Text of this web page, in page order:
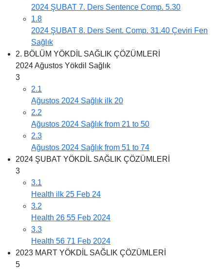
2024 ŞUBAT 7. Ders Sentence Comp. 5.30
1.8
2024 ŞUBAT 8. Ders Sent. Comp. 31.40 Çeviri Fen
Sağlık
2. BÖLÜM YÖKDİL SAĞLIK ÇÖZÜMLERİ
2024 Ağustos Yökdil Sağlık
3
2.1
Ağustos 2024 Sağlık ilk 20
2.2
Ağustos 2024 Sağlık from 21 to 50
2.3
Ağustos 2024 Sağlık from 51 to 74
2024 ŞUBAT YÖKDİL SAĞLIK ÇÖZÜMLERİ
3
3.1
Health ilk 25 Feb 24
3.2
Health 26 55 Feb 2024
3.3
Health 56 71 Feb 2024
2023 MART YÖKDİL SAĞLIK ÇÖZÜMLERİ
5